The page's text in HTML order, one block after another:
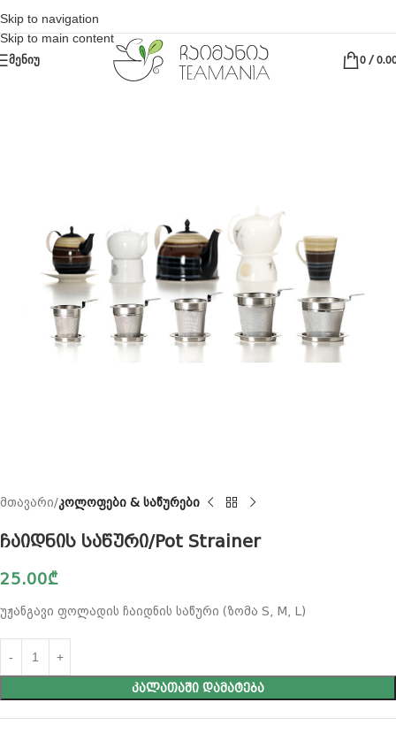
Skip to navigation
Skip to main content
ᲛᲔᲜᲘᲣ 0/
მთავარი კოლოფები & საწურები
ჩაიდნის საწური/Pot Strainer
25.00₾
უჟანგავი ფოლადის ჩაიდნის საწური (ზომა S, M, L)
ᲙᲐᲚᲐᲗᲐᲨᲘ ᲓᲐᲛᲐᲢᲔᲑᲐ